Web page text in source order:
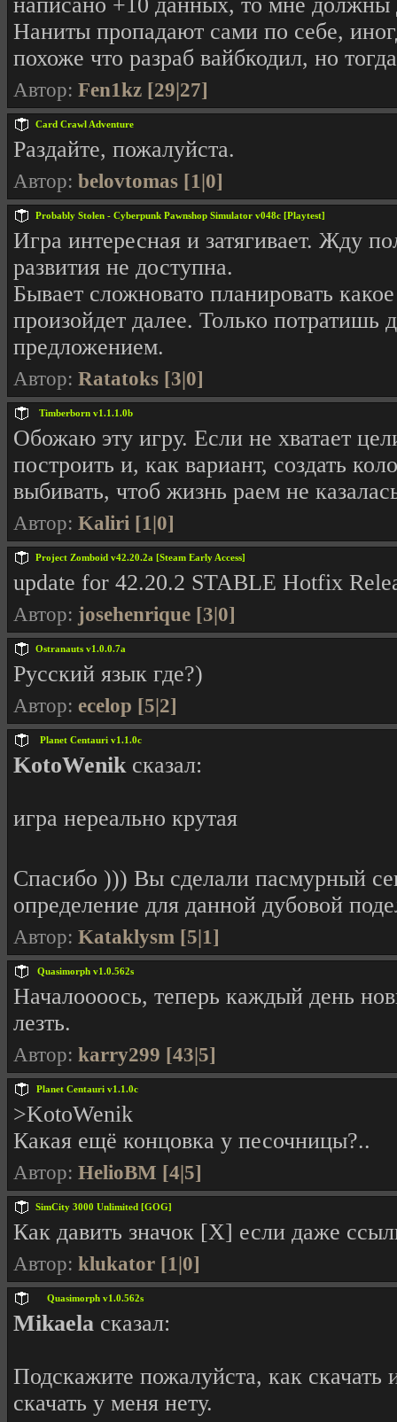
Наниты пропадают сами по себе,
похоже что разраб вайбкодил, но
Автор: Fen1kz [29|27]
Card Crawl Adventure
Раздайте, пожалуйста.
Автор: belovtomas [1|0]
Probably Stolen - Cyberpunk Pawnshop Simulator v048c [Playtest]
Игра интересная и затягивает. Жду
развития не доступна.
Бывает сложновато планировать
произойдет далее. Только потратишь
предложением.
Автор: Ratatoks [3|0]
Timberborn v1.1.1.0b
Обожаю эту игру. Если не хватает
построить и, как вариант, создать
выбивать, чтоб жизнь раем не
Автор: Kaliri [1|0]
Project Zomboid v42.20.2a [Steam Early Access]
update for 42.20.2 STABLE Hotfix
Автор: josehenrique [3|0]
Ostranauts v1.0.0.7a
Русский язык где?)
Автор: ecelop [5|2]
Planet Centauri v1.1.0c
KotoWenikсказал:
игра нереально крутая
Спасибо ))) Вы сделали пасмурный
определение для данной дубовой
Автор: Kataklysm [5|1]
Quasimorph v1.0.562s
Началоооось, теперь каждый день
лезть.
Автор: karry299 [43|5]
Planet Centauri v1.1.0c
>KotoWenik
Какая ещё концовка у песочницы?..
Автор: HelioBM [4|5]
SimCity 3000 Unlimited [GOG]
Как давить значок [X] если даже
Автор: klukator [1|0]
Quasimorph v1.0.562s
Mikaela сказал:
Подскажите пожалуйста, как скачать
скачать у меня нету.